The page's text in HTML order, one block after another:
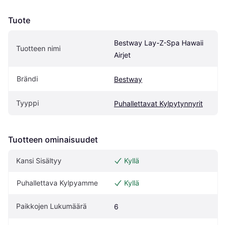
Tuote
Tuotteen nimi
Bestway Lay-Z-Spa Hawaii
Airjet
Brändi Bestway
Tyyppi Puhallettavat Kylpytynnyrit
Tuotteen ominaisuudet
Kansi Sisältyy Kyllä
Puhallettava Kylpyamme Kyllä
Paikkojen Lukumäärä 6